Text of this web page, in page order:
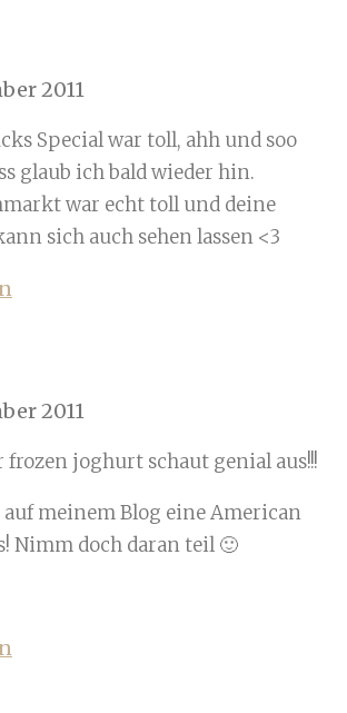
2011
Special war toll, ahh und soo
glaub ich bald wieder hin.
war echt toll und deine
sich auch sehen lassen <3
2011
frozen joghurt schaut genial aus!!!
auf meinem Blog eine American
Nimm doch daran teil 🙂